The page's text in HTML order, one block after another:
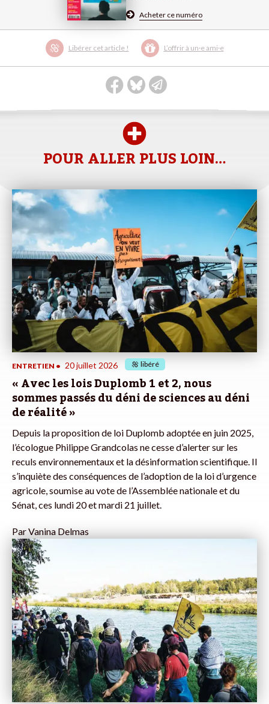
Acheter ce numéro
Libérer cet article ! L’offrir à un·e ami·e
POUR ALLER PLUS LOIN…
ENTRETIEN • 20 juillet 2026 libéré
« Avec les lois Duplomb 1 et 2, nous
sommes passés du déni de sciences au déni
de réalité »
Depuis la proposition de loi Duplomb adoptée en juin 2025,
l’écologue Philippe Grandcolas ne cesse d’alerter sur les
reculs environnementaux et la désinformation scientifique. Il
s’inquiète des conséquences de l’adoption de la loi d’urgence
agricole, soumise au vote de l’Assemblée nationale et du
Sénat, ces lundi 20 et mardi 21 juillet.
ParVanina Delmas